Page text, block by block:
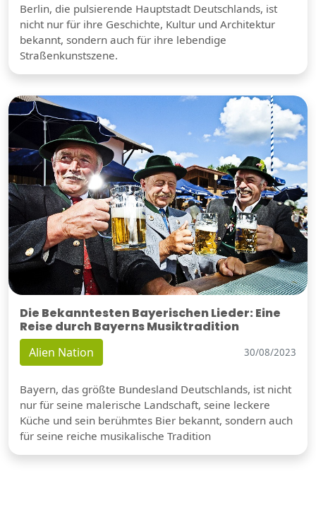
Berlin, die pulsierende Hauptstadt Deutschlands, ist
nicht nur für ihre Geschichte, Kultur und Architektur
bekannt, sondern auch für ihre lebendige
Straßenkunstszene.
Die Bekanntesten Bayerischen Lieder: Eine
Reise durch Bayerns Musiktradition
Alien Nation 30/08/2023
Bayern, das größte Bundesland Deutschlands, ist nicht
nur für seine malerische Landschaft, seine leckere
Küche und sein berühmtes Bier bekannt, sondern auch
für seine reiche musikalische Tradition